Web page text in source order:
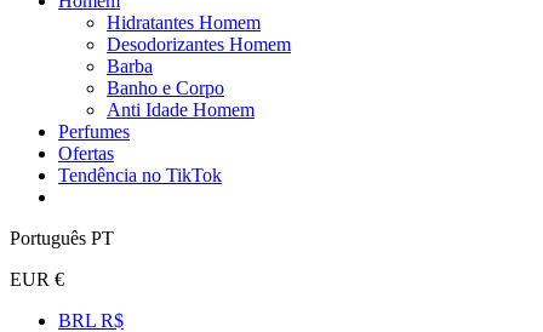
Hidratantes Homem
Desodorizantes Homem
Barba
Banho e Corpo
Anti Idade Homem
Perfumes
Ofertas
Tendência no TikTok
Português PT
EUR €
BRL R$